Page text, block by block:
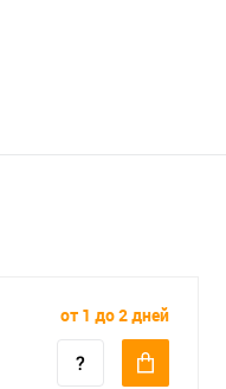
от 1 до 2 дней